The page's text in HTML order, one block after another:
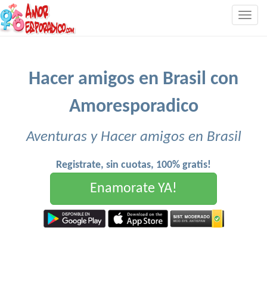
Hacer amigos en Brasil con
Amoresporadico
Aventuras y Hacer amigos en Brasil
Registrate, sin cuotas, 100% gratis!
Enamorate YA!